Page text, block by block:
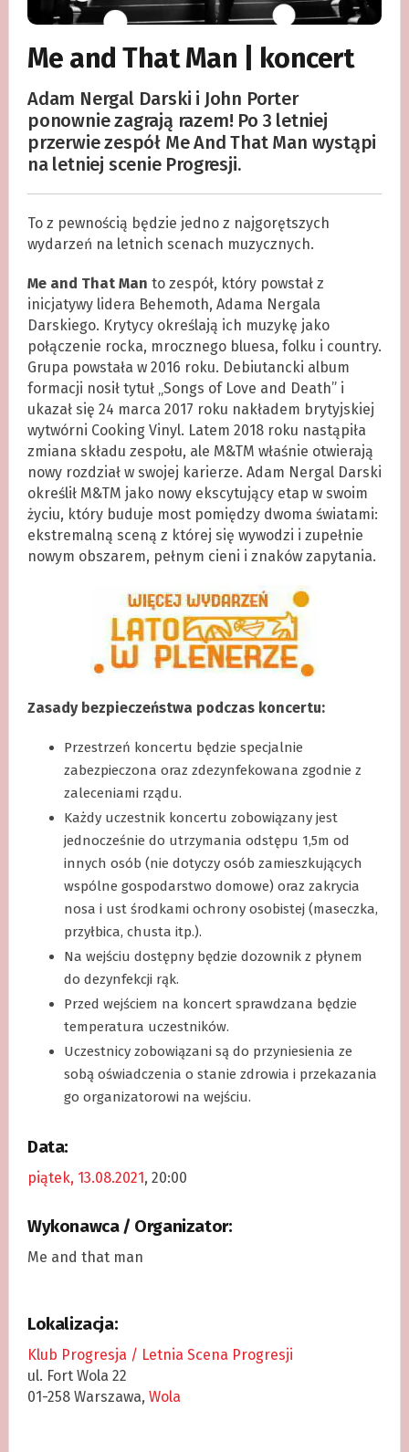
Me and That Man | koncert
Adam Nergal Darski i John Porter
ponownie zagrają razem! Po 3 letniej
przerwie zespół Me And That Man wystąpi
na letniej scenie Progresji.
To z pewnością będzie jedno z najgorętszych
wydarzeń na letnich scenach muzycznych.
Me and That Man to zespół, który powstał z
inicjatywy lidera Behemoth, Adama Nergala
Darskiego. Krytycy określają ich muzykę jako
połączenie rocka, mrocznego bluesa, folku i country.
Grupa powstała w 2016 roku. Debiutancki album
formacji nosił tytuł „Songs of Love and Death” i
ukazał się 24 marca 2017 roku nakładem brytyjskiej
wytwórni Cooking Vinyl. Latem 2018 roku nastąpiła
zmiana składu zespołu, ale M&TM właśnie otwierają
nowy rozdział w swojej karierze. Adam Nergal Darski
określił M&TM jako nowy ekscytujący etap w swoim
życiu, który buduje most pomiędzy dwoma światami:
ekstremalną sceną z której się wywodzi i zupełnie
nowym obszarem, pełnym cieni i znaków zapytania.
Zasady bezpieczeństwa podczas koncertu:
Przestrzeń koncertu będzie specjalnie
zabezpieczona oraz zdezynfekowana zgodnie z
zaleceniami rządu.
Każdy uczestnik koncertu zobowiązany jest
jednocześnie do utrzymania odstępu 1,5m od
innych osób (nie dotyczy osób zamieszkujących
wspólne gospodarstwo domowe) oraz zakrycia
nosa i ust środkami ochrony osobistej (maseczka,
przyłbica, chusta itp.).
Na wejściu dostępny będzie dozownik z płynem
do dezynfekcji rąk.
Przed wejściem na koncert sprawdzana będzie
temperatura uczestników.
Uczestnicy zobowiązani są do przyniesienia ze
sobą oświadczenia o stanie zdrowia i przekazania
go organizatorowi na wejściu.
Data:
piątek, 13.08.2021, 20:00
Wykonawca / Organizator:
Me and that man
Lokalizacja:
Klub Progresja / Letnia Scena Progresji
ul. Fort Wola 22
01-258 Warszawa, Wola